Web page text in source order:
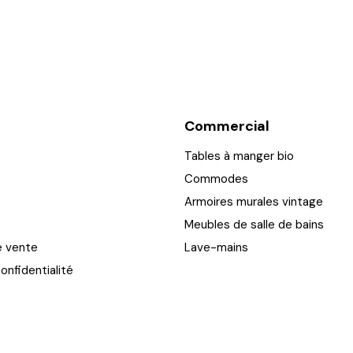
vente
Commercial
Tables à manger bio
Commodes
Armoires murales vintage
Meubles de salle de bains
Lave-mains